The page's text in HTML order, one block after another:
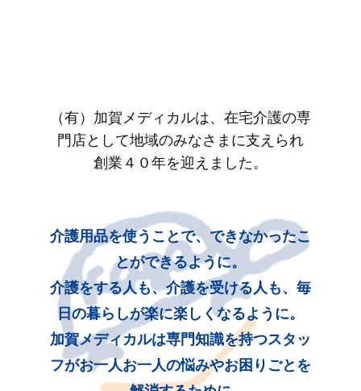
（有）加賀メディカルは、在宅介護の専
門店として地域のみなさまに支えられ
創業４０年を迎えました。
介護用品を使うことで、できなかったこ
とができるように。
介護をする人も、介護を受ける人も、毎
日の暮らしが楽に楽しくなるように。
加賀メディカルは専門知識を持つスタッ
フがお一人お一人の悩みやお困りごとを